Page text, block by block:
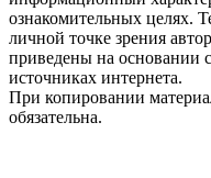
ознакомительных целях.
личной точке зрения
приведены на основании
источниках интернета.
При копировании
обязательна.